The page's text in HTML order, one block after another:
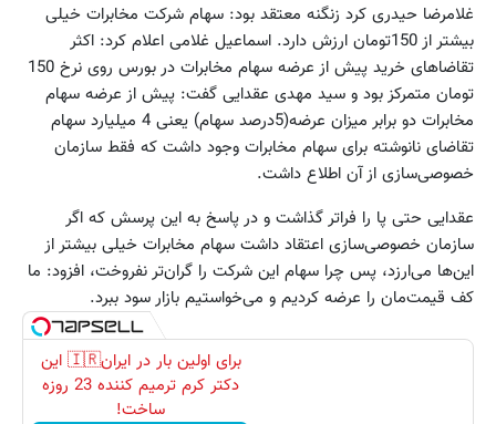
غلامرضا حیدری کرد زنگنه معتقد بود: سهام شرکت مخابرات خیلی
بیشتر از 150تومان ارزش دارد. اسماعیل غلامی اعلام کرد: اکثر
تقاضا‌های خرید پیش از عرضه سهام مخابرات در بورس روی نرخ 150
تومان متمرکز بود و سید مهدی عقدایی گفت: پیش از عرضه سهام
مخابرات دو برابر میزان عرضه(5درصد سهام) یعنی 4 میلیارد سهام
تقاضای نانوشته برای سهام مخابرات وجود داشت که فقط سازمان
خصوصی‌سازی‌ از آن اطلاع داشت.
عقدایی حتی پا را فراتر گذاشت و در پاسخ به این پرسش که اگر
سازمان خصوصی‌سازی‌ اعتقاد داشت سهام مخابرات خیلی بیشتر از
این‌ها می‌ارزد، پس چرا سهام این شرکت را گران‌تر نفروخت، افزود: ما
کف قیمت‌مان را عرضه کردیم و می‌خواستیم بازار سود ببرد.
برای اولین بار در ایران🇮🇷 این
دکتر کرم ترمیم کننده 23 روزه
ساخت!